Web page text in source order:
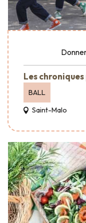
Les
BALL
Saint-Malo